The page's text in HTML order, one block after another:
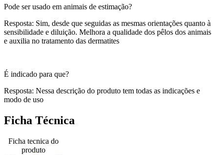
Pode ser usado em animais de estimação?
Resposta: Sim, desde que seguidas as mesmas orientações quanto à
sensibilidade e diluição. Melhora a qualidade dos pêlos dos animais
e auxilia no tratamento das dermatites
É indicado para que?
Resposta: Nessa descrição do produto tem todas as indicações e
modo de uso
Ficha Técnica
Ficha tecnica do
produto